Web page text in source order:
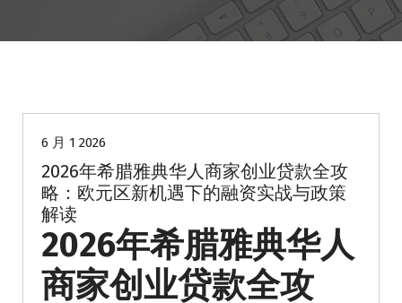
6 月 1 2026
2026年希腊雅典华人商家创业贷款全攻
略：欧元区新机遇下的融资实战与政策
解读
2026年希腊雅典华人
商家创业贷款全攻